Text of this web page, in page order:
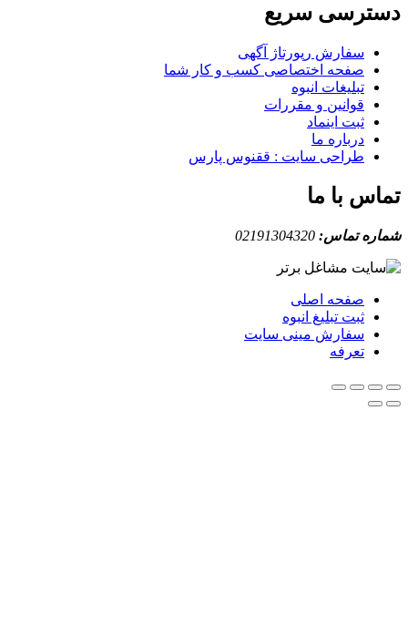
سریع
سفارش رپورتاژ آگهی
صفحه اختصاصی کسب و کار شما
تبلیغات انبوه
قوانین و مقررات
ثبت اینماد
درباره ما
طراحی سایت : ققنوس پارس
با ما
تماس:02191304320
صفحه اصلی
ثبت تبلیغ انبوه
سفارش مینی سایت
تعرفه